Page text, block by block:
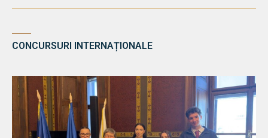
CONCURSURI INTERNAȚIONALE